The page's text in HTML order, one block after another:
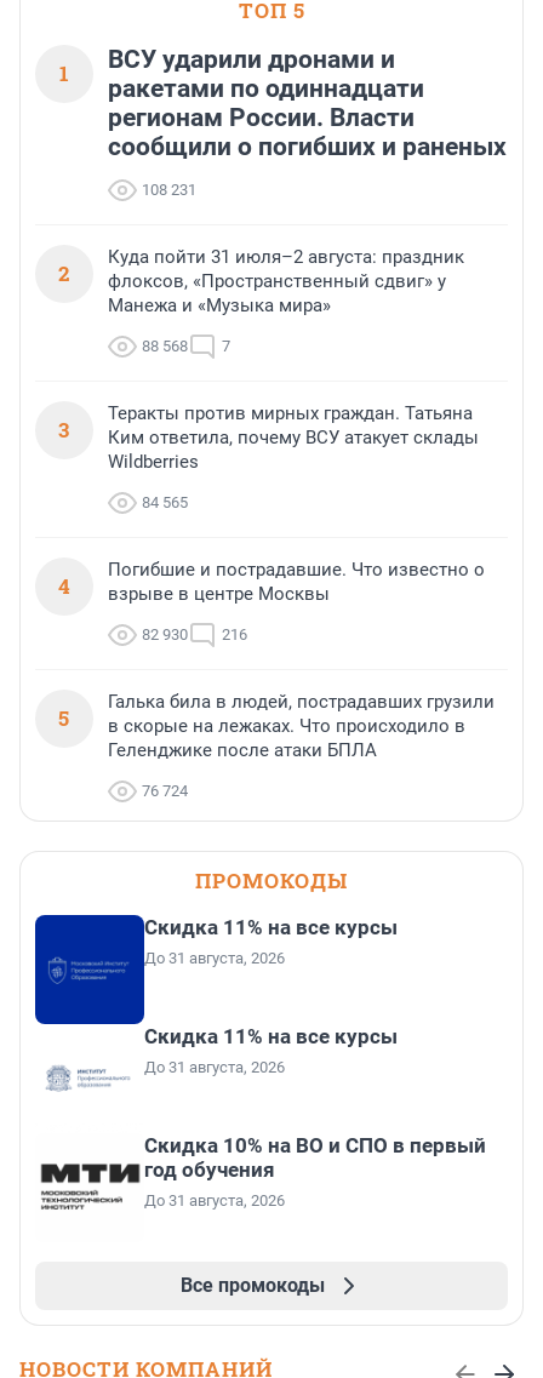
ТОП 5
1
ВСУ ударили дронами и
ракетами по одиннадцати
регионам России. Власти
сообщили о погибших и раненых
108 231
2
Куда пойти 31 июля–2 августа: праздник
флоксов, «Пространственный сдвиг» у
Манежа и «Музыка мира»
88 568 7
3
Теракты против мирных граждан. Татьяна
Ким ответила, почему ВСУ атакует склады
Wildberries
84 565
4
Погибшие и пострадавшие. Что известно о
взрыве в центре Москвы
82 930 216
5
Галька била в людей, пострадавших грузили
в скорые на лежаках. Что происходило в
Геленджике после атаки БПЛА
76 724
ПРОМОКОДЫ
Скидка 11% на все курсы
До 31 августа, 2026
Скидка 11% на все курсы
До 31 августа, 2026
Скидка 10% на ВО и СПО в первый
год обучения
До 31 августа, 2026
Все промокоды
НОВОСТИ КОМПАНИЙ